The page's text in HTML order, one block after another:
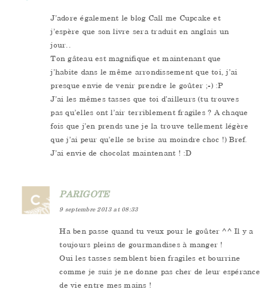
J’adore également le blog Call me Cupcake et
j’espère que son livre sera traduit en anglais un
jour..
Ton gâteau est magnifique et maintenant que
j’habite dans le même arrondissement que toi, j’ai
presque envie de venir prendre le goûter ;-) :P
J’ai les mêmes tasses que toi d’ailleurs (tu trouves
pas qu’elles ont l’air terriblement fragiles ? A chaque
fois que j’en prends une je la trouve tellement légère
que j’ai peur qu’elle se brise au moindre choc !) Bref.
J’ai envie de chocolat maintenant ! :D
PARIGOTE
9 septembre 2013 at 08:33
Ha ben passe quand tu veux pour le goûter ^^ Il y a
toujours pleins de gourmandises à manger !
Oui les tasses semblent bien fragiles et bourrine
comme je suis je ne donne pas cher de leur espérance
de vie entre mes mains !